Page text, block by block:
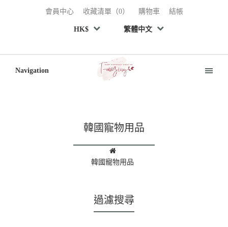
會員中心 收藏清單（0） 購物車 結帳
HK$ 繁體中文
Navigation
韓國寵物用品
韓國寵物用品
過濾搜尋